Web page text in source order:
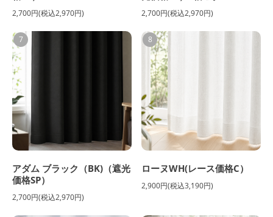
2,700円(税込2,970円) 2,700円(税込2,970円)
7
アダム ブラック（BK)（遮光
価格SP）
2,700円(税込2,970円)
8
ローヌWH(レース価格C）
2,900円(税込3,190円)